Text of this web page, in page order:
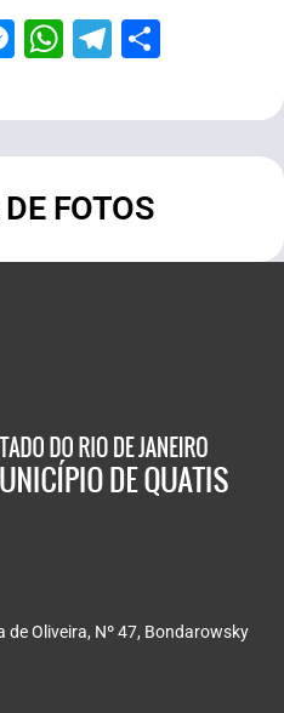
Messenger
WhatsApp
Telegram
FOTOS
de Oliveira, Nº 47, Bondarowsky